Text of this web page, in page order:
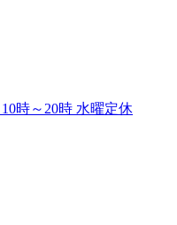
時～20時 水曜定休